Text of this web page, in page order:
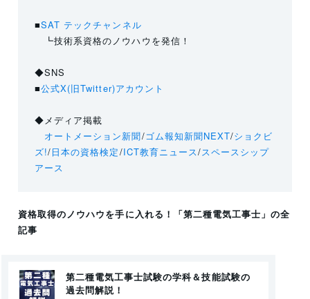
■SAT テックチャンネル
┗技術系資格のノウハウを発信！
◆SNS
■公式X(旧Twitter)アカウント
◆メディア掲載
オートメーション新聞/ゴム報知新聞NEXT/ショクビ
ズ!/日本の資格検定/ICT教育ニュース/スペースシップ
アース
資格取得のノウハウを手に入れる！ 「第二種電気工事士」の全
記事
第二種電気工事士試験の学科＆技能試験の
過去問解説！